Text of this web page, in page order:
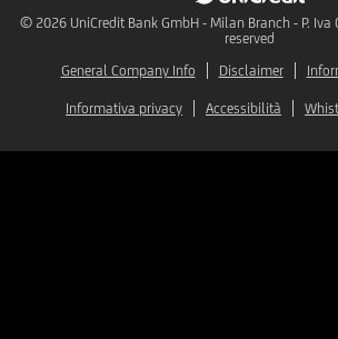
© 2026 UniCredit Bank GmbH - Milan Branch - P.
reserved
General Company Info
Disclaimer
Informativa privacy Accessibilità